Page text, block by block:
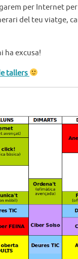
per Internet
del teu viatge,
ha excusa!
tallers